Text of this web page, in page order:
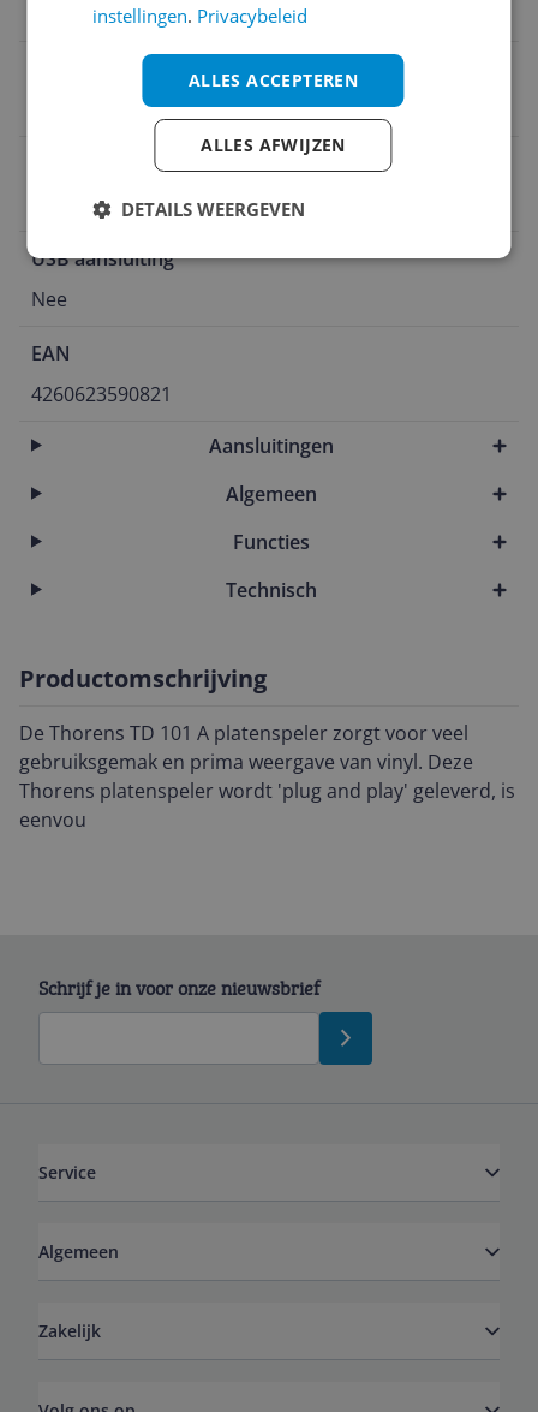
Geen speakers
Type aansluitingen
Normaal
USB aansluiting
Nee
EAN
4260623590821
Aansluitingen
Algemeen
Functies
Technisch
Productomschrijving
De Thorens TD 101 A platenspeler zorgt voor veel
gebruiksgemak en prima weergave van vinyl. Deze
Thorens platenspeler wordt 'plug and play' geleverd, is
eenvou
Schrijf je in voor onze nieuwsbrief
Service
Algemeen
Zakelijk
instellingen. Privacybeleid
ALLES ACCEPTEREN
ALLES AFWIJZEN
DETAILS WEERGEVEN